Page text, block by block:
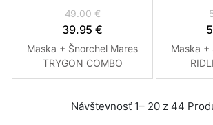
49.00 €
39.95 €
Maska + Šnorchel Mares
TRYGON COMBO
šnorchlovací set Tirkysová
Maska +
Návštevnosť 1– 20 z 44